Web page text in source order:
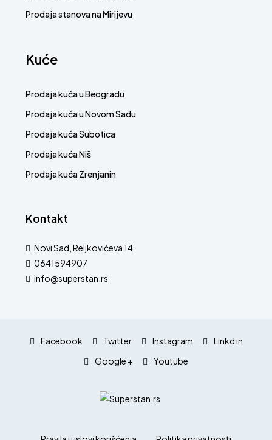
Prodaja stanova na Mirijevu
Kuće
Prodaja kuća u Beogradu
Prodaja kuća u Novom Sadu
Prodaja kuća Subotica
Prodaja kuća Niš
Prodaja kuća Zrenjanin
Kontakt
Novi Sad, Reljkovićeva 14
0641594907
info@superstan.rs
Facebook Twitter Instagram
Linkd in
Google +
Youtube